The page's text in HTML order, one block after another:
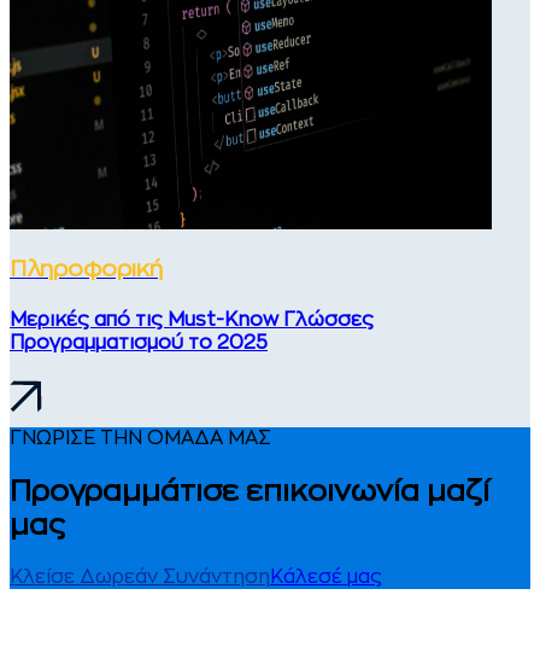
Πληροφορική
Μερικές από τις Must-Know Γλώσσες
Προγραμματισμού το 2025
ΓΝΩΡΙΣΕ ΤΗΝ ΟΜΑΔΑ ΜΑΣ
Προγραμμάτισε επικοινωνία μαζί
μας
Κλείσε Δωρεάν Συνάντηση Κάλεσέ μας